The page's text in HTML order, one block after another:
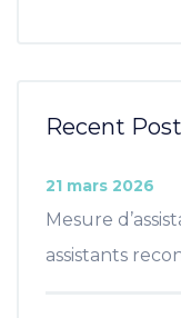
Recent
Mesure
assistants
21 mars 2026